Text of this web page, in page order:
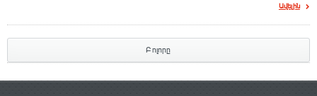
Ավելին
Բոլորը